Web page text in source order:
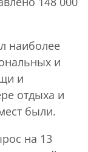
наиболее
и
и
отдыха и
были.
на 13